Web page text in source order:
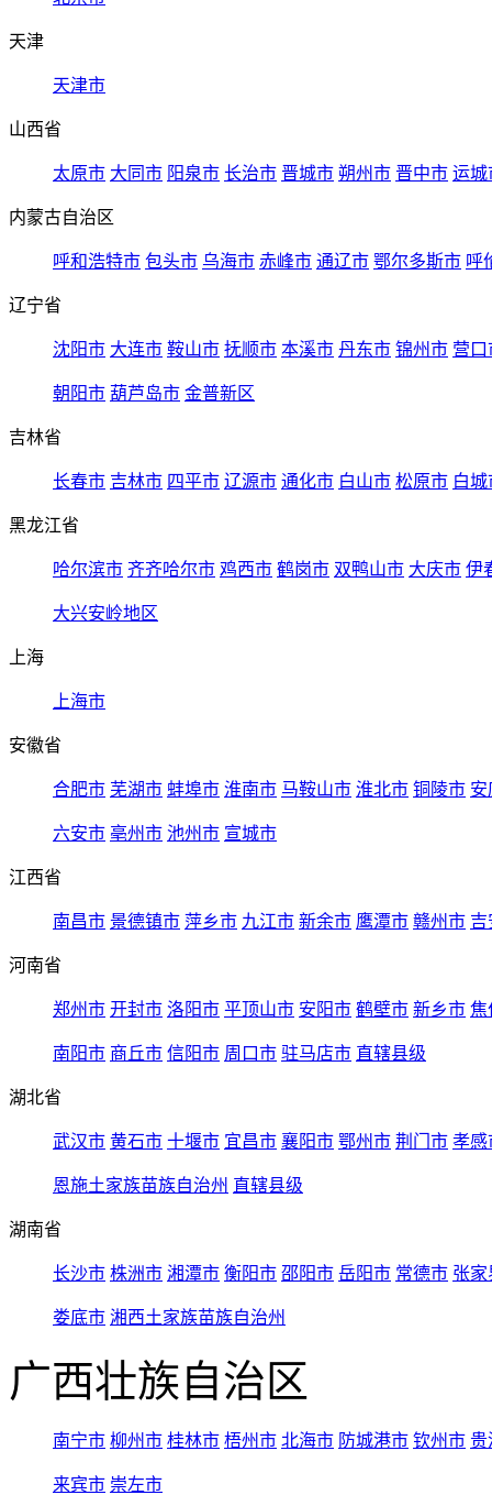
天津
天津市
山西省
太原市 大同市 阳泉市 长治市 晋城市 朔州市 晋中市 运城
内蒙古自治区
呼和浩特市 包头市 乌海市 赤峰市 通辽市 鄂尔多斯市 呼
辽宁省
沈阳市 大连市 鞍山市 抚顺市 本溪市 丹东市 锦州市 营口
朝阳市 葫芦岛市 金普新区
吉林省
长春市 吉林市 四平市 辽源市 通化市 白山市 松原市 白城
黑龙江省
哈尔滨市 齐齐哈尔市 鸡西市 鹤岗市 双鸭山市 大庆市 伊
大兴安岭地区
上海
上海市
安徽省
合肥市 芜湖市 蚌埠市 淮南市 马鞍山市 淮北市 铜陵市 安
六安市 亳州市 池州市 宣城市
江西省
南昌市 景德镇市 萍乡市 九江市 新余市 鹰潭市 赣州市 吉
河南省
郑州市 开封市 洛阳市 平顶山市 安阳市 鹤壁市 新乡市 焦
南阳市 商丘市 信阳市 周口市 驻马店市 直辖县级
湖北省
武汉市 黄石市 十堰市 宜昌市 襄阳市 鄂州市 荆门市 孝感
恩施土家族苗族自治州 直辖县级
湖南省
长沙市 株洲市 湘潭市 衡阳市 邵阳市 岳阳市 常德市 张家
娄底市 湘西土家族苗族自治州
广西壮族自治区
南宁市 柳州市 桂林市 梧州市 北海市 防城港市 钦州市 贵
来宾市 崇左市